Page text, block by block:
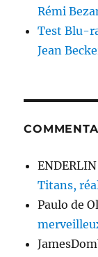
Rémi
Test Blu-
Jean
ENDERLIN
Titans,
Paulo de